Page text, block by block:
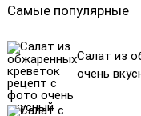
Самые популярные
Салат из
очень